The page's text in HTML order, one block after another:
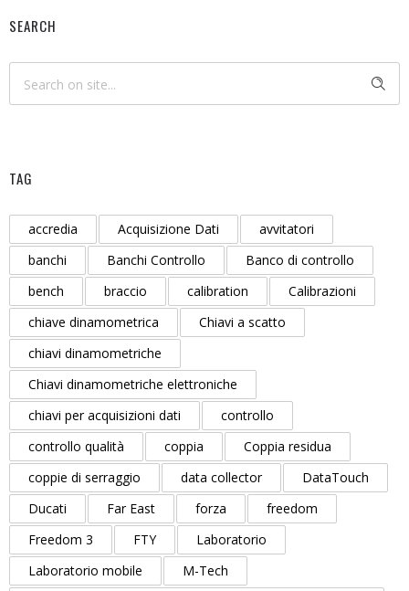
SEARCH
TAG
accredia Acquisizione Dati
avvitatori
banchi
Banchi Controllo
Banco di controllo
bench
braccio calibration
Calibrazioni
chiave dinamometrica
Chiavi a scatto
chiavi dinamometriche
Chiavi dinamometriche elettroniche
chiavi per acquisizioni dati
controllo
controllo qualità
coppia
Coppia residua
coppie di serraggio
data collector
DataTouch
Ducati
Far East forza
freedom
Freedom 3
FTY
Laboratorio
Laboratorio mobile
M-Tech